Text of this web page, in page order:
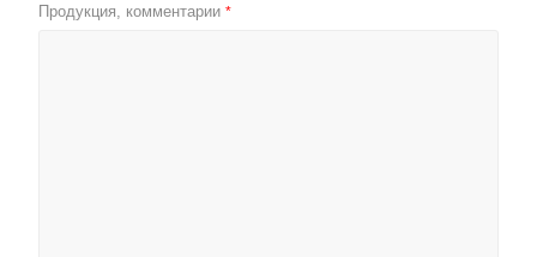
Продукция, комментарии *